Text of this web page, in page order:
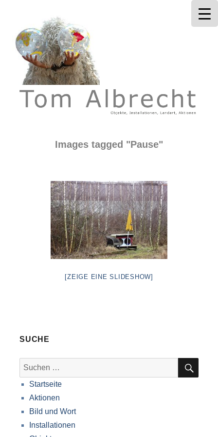
Tom Albrecht
Images tagged "Pause"
[ZEIGE EINE SLIDESHOW]
SUCHE
Suche
nach:
Startseite
Aktionen
Bild und Wort
Installationen